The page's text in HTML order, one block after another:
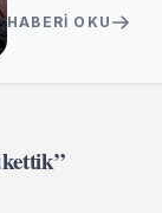
HABERI OKU